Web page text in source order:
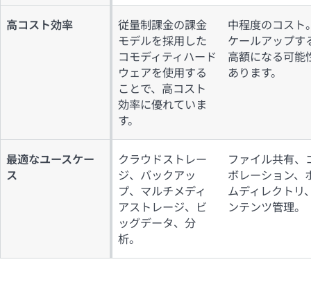
高コスト効率
従量制課金の課金
モデルを採用した
コモディティハード
ウェアを使用する
ことで、高コスト
効率に優れていま
す。
中程度のコスト
ケールアップす
高額になる可能
あります。
最適なユースケー
ス
クラウドストレー
ジ、バックアッ
プ、マルチメディ
アストレージ、ビ
ッグデータ、分
析。
ファイル共有、
ボレーション、
ムディレクトリ
ンテンツ管理。